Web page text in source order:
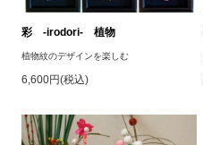
彩 -irodori- 植物
植物紋のデザインを楽しむ
6,600円(税込)